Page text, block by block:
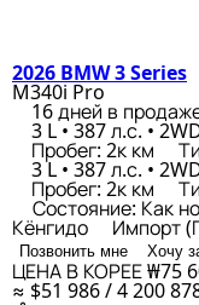
2026 BMW 3 Series
M340i Pro
16 дней в
3 L • 387 л.с. •
Пробег: 2к км
3 L • 387 л.с. •
Пробег: 2к км
Состояние: Как
Кёнгидо Импорт
Позвонить мне
Хочу
ЦЕНА В КОРЕЕ₩75
≈ $51 986 / 4 200